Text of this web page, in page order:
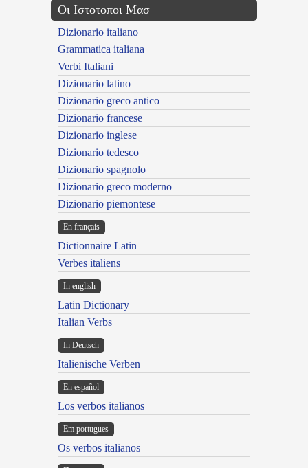
Οι Ιστοτοποι Μασ
Dizionario italiano
Grammatica italiana
Verbi Italiani
Dizionario latino
Dizionario greco antico
Dizionario francese
Dizionario inglese
Dizionario tedesco
Dizionario spagnolo
Dizionario greco moderno
Dizionario piemontese
En français
Dictionnaire Latin
Verbes italiens
In english
Latin Dictionary
Italian Verbs
In Deutsch
Italienische Verben
En español
Los verbos italianos
Em portugues
Os verbos italianos